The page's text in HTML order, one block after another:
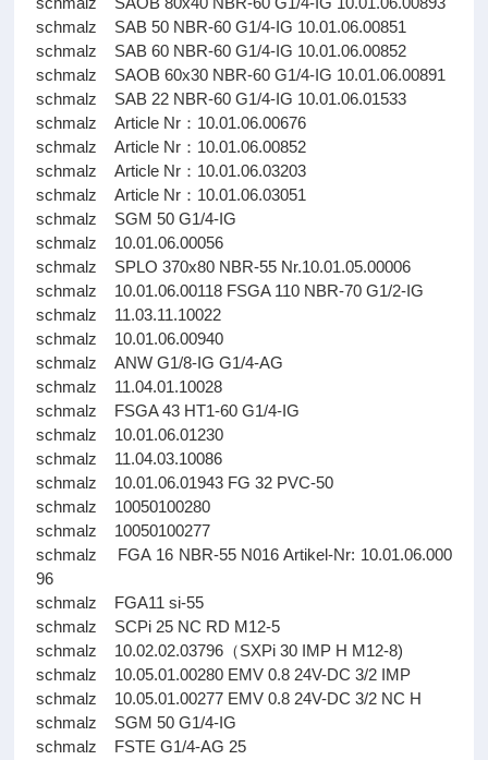
schmalz SAB 50 NBR-60 G1/4-IG 10.01.06.00851
schmalz SAB 60 NBR-60 G1/4-IG 10.01.06.00852
schmalz SAOB 60x30 NBR-60 G1/4-IG 10.01.06.00891
schmalz SAB 22 NBR-60 G1/4-IG 10.01.06.01533
schmalz Article Nr：10.01.06.00676
schmalz Article Nr：10.01.06.00852
schmalz Article Nr：10.01.06.03203
schmalz Article Nr：10.01.06.03051
schmalz SGM 50 G1/4-IG
schmalz 10.01.06.00056
schmalz SPLO 370x80 NBR-55 Nr.10.01.05.00006
schmalz 10.01.06.00118 FSGA 110 NBR-70 G1/2-IG
schmalz 11.03.11.10022
schmalz 10.01.06.00940
schmalz ANW G1/8-IG G1/4-AG
schmalz 11.04.01.10028
schmalz FSGA 43 HT1-60 G1/4-IG
schmalz 10.01.06.01230
schmalz 11.04.03.10086
schmalz 10.01.06.01943 FG 32 PVC-50
schmalz 10050100280
schmalz 10050100277
schmalz FGA 16 NBR-55 N016 Artikel-Nr: 10.01.06.000
96
schmalz FGA11 si-55
schmalz SCPi 25 NC RD M12-5
schmalz 10.02.02.03796（SXPi 30 IMP H M12-8)
schmalz 10.05.01.00280 EMV 0.8 24V-DC 3/2 IMP
schmalz 10.05.01.00277 EMV 0.8 24V-DC 3/2 NC H
schmalz SGM 50 G1/4-IG
schmalz FSTE G1/4-AG 25